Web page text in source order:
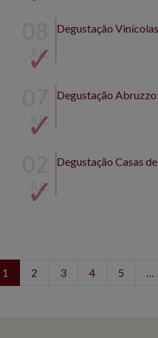
JUL
Degustação
JUL
Degustação
JUL
Degustação Casas
1 2 3 4 5 …